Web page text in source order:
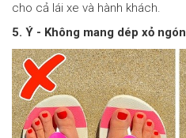
cho cả lái xe và hành khách.
5. Ý - Không mang dép xỏ ngón